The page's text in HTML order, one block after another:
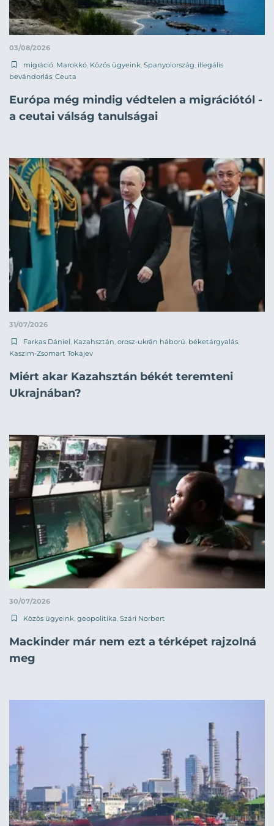
03/08/2026
migráció, Marokkó, Közös ügyeink, Spanyolország, illegális
bevándorlás, Ceuta
Európa még mindig védtelen a migrációtól -
a ceutai válság tanulságai
31/07/2026
Farkas Dániel, Kazahsztán, orosz-ukrán háború, béketárgyalás,
Kaszim-Zsomart Tokajev
Miért akar Kazahsztán békét teremteni
Ukrajnában?
30/07/2026
Közös ügyeink, geopolitika, Szári Norbert
Mackinder már nem ezt a térképet rajzolná
meg